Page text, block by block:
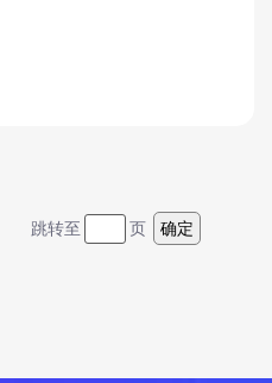
跳转至 页 确定